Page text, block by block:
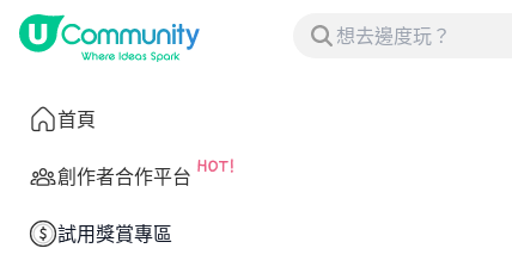
首頁
創作者合作平台
試用獎賞專區